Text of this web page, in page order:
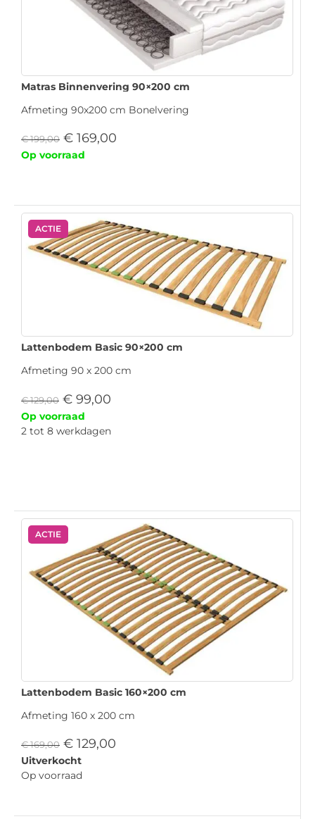
Matras Binnenvering 90×200 cm
Afmeting 90x200 cm Bonelvering
€199,00 € 169,00
Op voorraad
ACTIE
Lattenbodem Basic 90×200 cm
Afmeting 90 x 200 cm
€129,00 € 99,00
Op voorraad
2 tot 8 werkdagen
ACTIE
Lattenbodem Basic 160×200 cm
Afmeting 160 x 200 cm
€169,00 € 129,00
Uitverkocht
Op voorraad